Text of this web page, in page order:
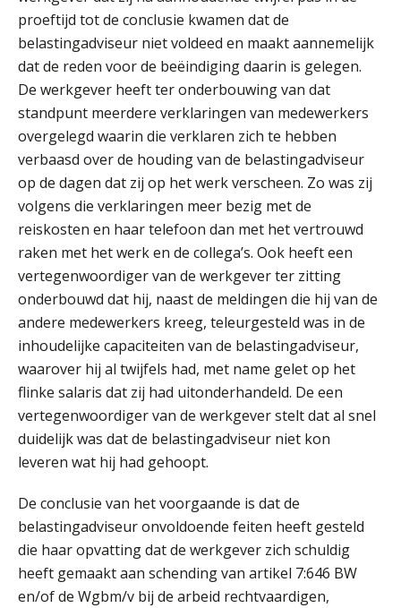
proeftijd tot de conclusie kwamen dat de
belastingadviseur niet voldeed en maakt aannemelijk
dat de reden voor de beëindiging daarin is gelegen.
De werkgever heeft ter onderbouwing van dat
standpunt meerdere verklaringen van medewerkers
overgelegd waarin die verklaren zich te hebben
verbaasd over de houding van de belastingadviseur
op de dagen dat zij op het werk verscheen. Zo was zij
volgens die verklaringen meer bezig met de
reiskosten en haar telefoon dan met het vertrouwd
raken met het werk en de collega’s. Ook heeft een
vertegenwoordiger van de werkgever ter zitting
onderbouwd dat hij, naast de meldingen die hij van de
andere medewerkers kreeg, teleurgesteld was in de
inhoudelijke capaciteiten van de belastingadviseur,
waarover hij al twijfels had, met name gelet op het
flinke salaris dat zij had uitonderhandeld. De een
vertegenwoordiger van de werkgever stelt dat al snel
duidelijk was dat de belastingadviseur niet kon
leveren wat hij had gehoopt.
De conclusie van het voorgaande is dat de
belastingadviseur onvoldoende feiten heeft gesteld
die haar opvatting dat de werkgever zich schuldig
heeft gemaakt aan schending van artikel 7:646 BW
en/of de Wgbm/v bij de arbeid rechtvaardigen,
Joep Swinkels
Pieter Kok
Rakesh Ghirah
Rob van Oosterhout